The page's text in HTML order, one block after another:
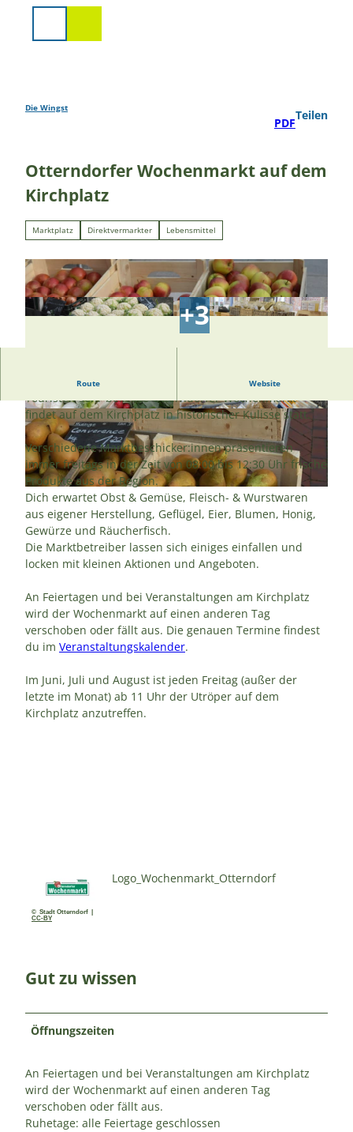
Die Wingst
PDF
Teilen
Otterndorfer Wochenmarkt auf dem
Kirchplatz
Marktplatz Direktvermarkter Lebensmittel
© OMG U. Meyer | CC-BY
© OMG U. Meyer | CC-BY © OMG U. Meyer |CC-BY
Route Website
Der sowohl bei den Einwohnern als auch bei den
Touristen sehr beliebte Otterndorfer Wochenmarkt
findet auf dem Kirchplatz in historischer Kulisse statt.
Verschiedene Marktbeschicker:innen präsentieren
immer freitags in der Zeit von 08:00 bis 12:30 Uhr frische
Produkte aus der Region.
Dich erwartet Obst & Gemüse, Fleisch- & Wurstwaren
aus eigener Herstellung, Geflügel, Eier, Blumen, Honig,
Gewürze und Räucherfisch.
Die Marktbetreiber lassen sich einiges einfallen und
locken mit kleinen Aktionen und Angeboten.
An Feiertagen und bei Veranstaltungen am Kirchplatz
wird der Wochenmarkt auf einen anderen Tag
verschoben oder fällt aus. Die genauen Termine findest
du im Veranstaltungskalender.
Im Juni, Juli und August ist jeden Freitag (außer der
letzte im Monat) ab 11 Uhr der Utröper auf dem
Kirchplatz anzutreffen.
© Stadt Otterndorf |
CC-BY
Logo_Wochenmarkt_Otterndorf
Gut zu wissen
Öffnungszeiten
An Feiertagen und bei Veranstaltungen am Kirchplatz
wird der Wochenmarkt auf einen anderen Tag
verschoben oder fällt aus.
Ruhetage: alle Feiertage geschlossen